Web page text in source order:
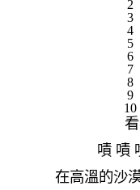
嘖 嘖
在高溫的沙